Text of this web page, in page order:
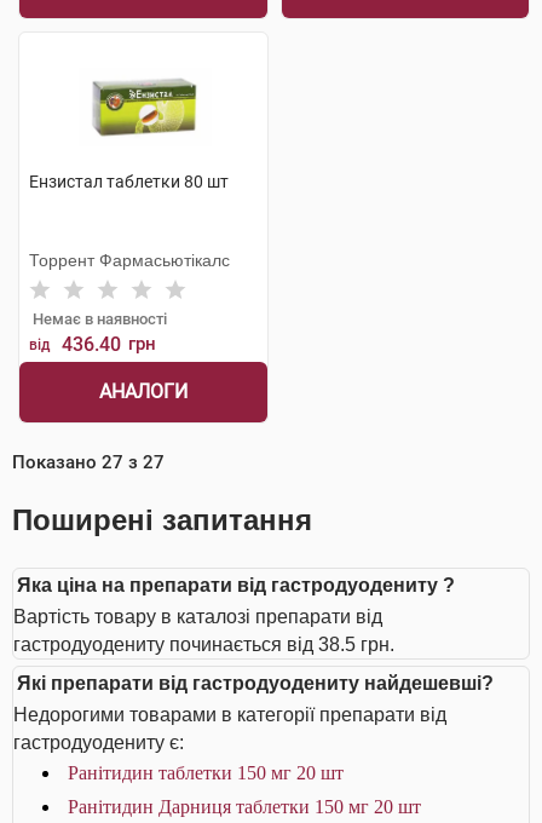
Ензистал таблетки 80 шт
Торрент Фармасьютікалс
Немає в наявності
від 436.40 грн
АНАЛОГИ
Показано 27 з 27
Поширені запитання
Яка ціна на препарати від гастродуодениту ?
Вартість товару в каталозі препарати від
гастродуодениту починається від 38.5 грн.
Які препарати від гастродуодениту найдешевші?
Недорогими товарами в категорії препарати від
гастродуодениту є:
Ранітидин таблетки 150 мг 20 шт
Ранітидин Дарниця таблетки 150 мг 20 шт